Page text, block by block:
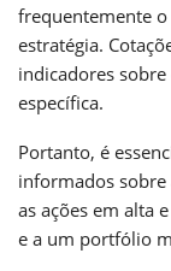
frequentemente o
estratégia.
indicadores
específica.
Portanto, é
informados
as ações em alta
e a um portfólio